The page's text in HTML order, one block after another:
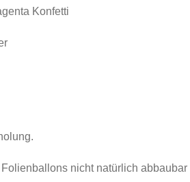
Konfetti
nicht natürlich